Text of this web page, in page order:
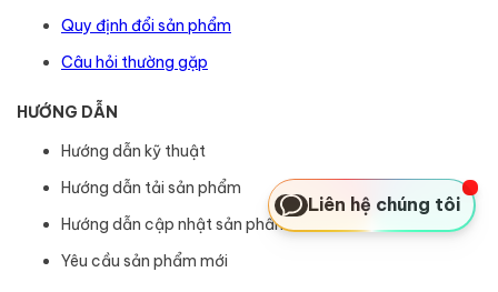
Quy định đổi sản phẩm
Câu hỏi thường gặp
HƯỚNG DẪN
Hướng dẫn kỹ thuật
Hướng dẫn tải sản phẩm
Hướng dẫn cập nhật sản phẩm
Yêu cầu sản phẩm mới
Liên hệ chúng tôi